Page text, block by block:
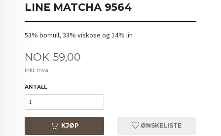
LINE MATCHA 9564
53% bomull, 33% viskose og 14% lin
Pris
NOK 59,00
inkl. mva.
ANTALL
KJØP ØNSKELISTE